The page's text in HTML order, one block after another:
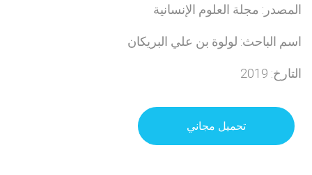
المصدر: مجلة العلوم الإنسانية
اسم الباحث: لولوة بن علي البريكان
التارخ: 2019
تحميل مجاني